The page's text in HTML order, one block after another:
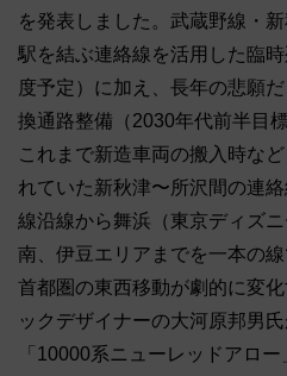
を発表しました。武蔵野線・
駅を結ぶ連絡線を活用した臨
度予定）に加え、長年の悲願
換通路整備（2030年代前半目
これまで新造車両の搬入時な
れていた新秋津〜所沢間の連
線沿線から舞浜（東京ディズ
南、伊豆エリアまでを一本の線
首都圏の東西移動が劇的に変
ックデザイナーの大河原邦男
「10000系ニューレッドアロ